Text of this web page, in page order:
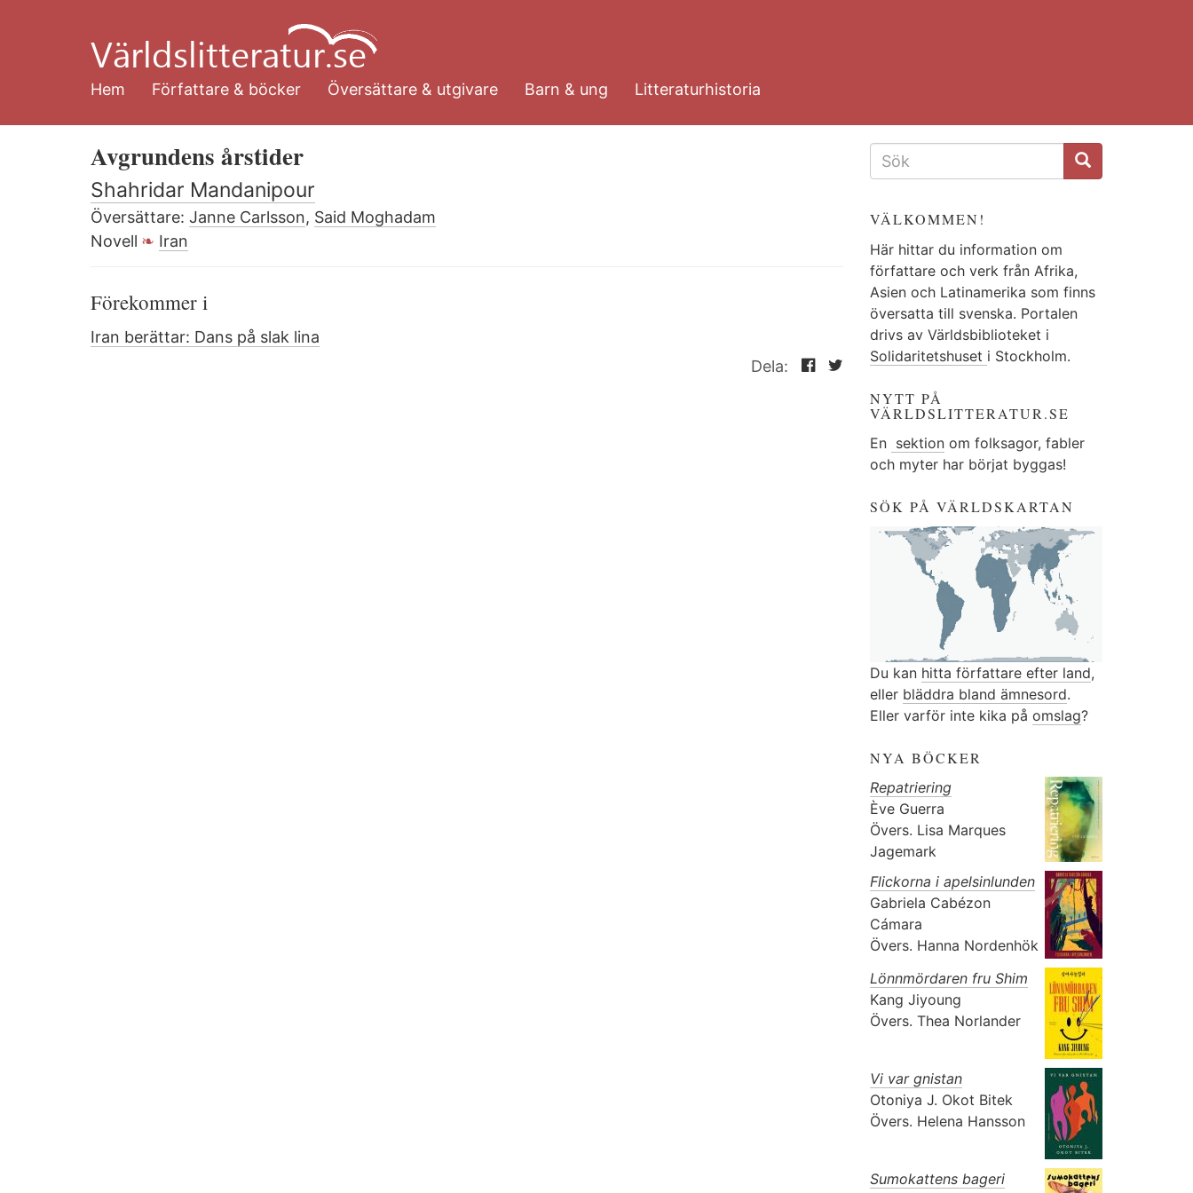
huvudinnehåll
Hem
Författare & böcker Översättare & utgivare Barn & ung Litteraturhistoria
Avgrundens årstider
Shahridar Mandanipour
Översättare: Janne Carlsson, Said Moghadam
Novell
Iran
Förekommer i
Iran berättar: Dans på slak lina
Dela:
SÖKFORMULÄR
VÄLKOMMEN!
Här hittar du information om
författare och verk från Afrika,
Asien och Latinamerika som finns
översatta till svenska. Portalen
drivs av Världsbiblioteket i
Solidaritetshuset i Stockholm.
NYTT PÅ
VÄRLDSLITTERATUR.SE
En sektionom folksagor, fabler
och myter har börjat byggas!
SÖK PÅ VÄRLDSKARTAN
Du kan hitta författare efter land,
eller bläddra bland ämnesord.
Eller varför inte kika på omslag?
NYA BÖCKER
Repatriering
Ève Guerra
Övers. Lisa Marques
Jagemark
Flickorna i apelsinlunden
Gabriela Cabézon
Cámara
Övers. Hanna Nordenhök
Lönnmördaren fru Shim
Kang Jiyoung
Övers. Thea Norlander
Vi var gnistan
Otoniya J. Okot Bitek
Övers. Helena Hansson
Sumokattens bageri